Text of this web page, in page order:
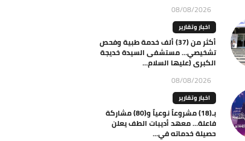
08/08/2026
اخبار وتقارير
أكثر من (37) ألف خدمة طبية وفحص
تشخيصي… مستشفى السيدة خديجة
الكبرى (عليها السلام...
08/08/2026
اخبار وتقارير
بـ(18) مشروعاً نوعياً و(80) مشاركة
فاعلة… معهد أديبات الطف يعلن
حصيلة خدماته في...